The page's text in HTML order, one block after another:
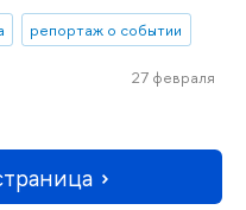
репортаж о событии
27 февраля